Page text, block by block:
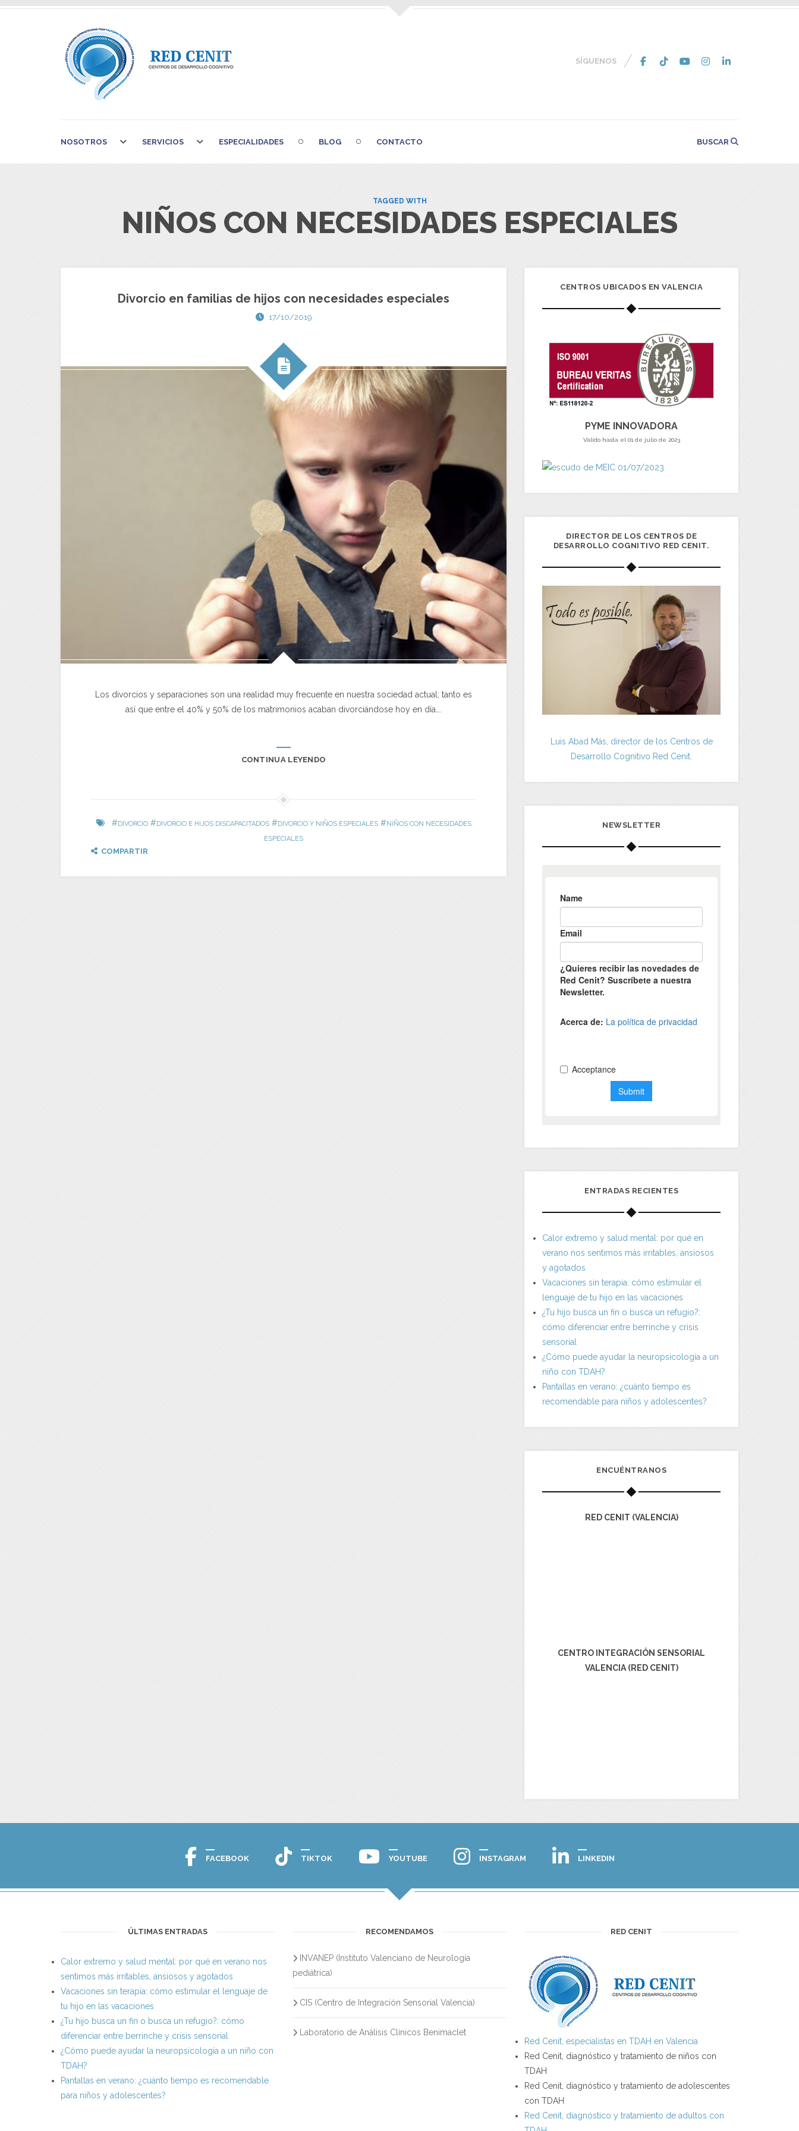
SÍGUENOS
NOSOTROS SERVICIOS ESPECIALIDADES BLOG CONTACTO BUSCAR
TAGGED WITH
NIÑOS CON NECESIDADES ESPECIALES
Divorcio en familias de hijos con necesidades especiales
17/10/2019
Los divorcios y separaciones son una realidad muy frecuente en nuestra sociedad actual; tanto es
así que entre el 40% y 50% de los matrimonios acaban divorciándose hoy en día….
CONTINUA LEYENDO
#DIVORCIO#DIVORCIO E HIJOS DISCAPACITADOS#DIVORCIO Y NIÑOS ESPECIALES#NIÑOS CON NECESIDADES
ESPECIALES
COMPARTIR
CENTROS UBICADOS EN VALENCIA
PYME INNOVADORA
Válido hasta el 01 de julio de 2023
DIRECTOR DE LOS CENTROS DE
DESARROLLO COGNITIVO RED CENIT.
Luis Abad Más, director de los Centros de
Desarrollo Cognitivo Red Cenit.
NEWSLETTER
ENTRADAS RECIENTES
Calor extremo y salud mental: por qué en
verano nos sentimos más irritables, ansiosos
y agotados
Vacaciones sin terapia: cómo estimular el
lenguaje de tu hijo en las vacaciones
¿Tu hijo busca un fin o busca un refugio?:
cómo diferenciar entre berrinche y crisis
sensorial
¿Cómo puede ayudar la neuropsicología a un
niño con TDAH?
Pantallas en verano: ¿cuánto tiempo es
recomendable para niños y adolescentes?
ENCUÉNTRANOS
RED CENIT (VALENCIA)
CENTRO INTEGRACIÓN SENSORIAL
VALENCIA (RED CENIT)
FACEBOOK TIKTOK YOUTUBE INSTAGRAM LINKEDIN
ÚLTIMAS ENTRADAS
Calor extremo y salud mental: por qué en verano nos
sentimos más irritables, ansiosos y agotados
Vacaciones sin terapia: cómo estimular el lenguaje de
tu hijo en las vacaciones
¿Tu hijo busca un fin o busca un refugio?: cómo
diferenciar entre berrinche y crisis sensorial
¿Cómo puede ayudar la neuropsicología a un niño con
TDAH?
Pantallas en verano: ¿cuánto tiempo es recomendable
para niños y adolescentes?
RECOMENDAMOS
INVANEP (Instituto Valenciano de Neurología
pediátrica)
CIS (Centro de Integración Sensorial Valencia)
Laboratorio de Análisis Clínicos Benimaclet
RED CENIT
Red Cenit, especialistas en TDAH en Valencia
Red Cenit, diagnóstico y tratamiento de niños con
TDAH
Red Cenit, diagnóstico y tratamiento de adolescentes
con TDAH
Red Cenit, diagnóstico y tratamiento de adultos con